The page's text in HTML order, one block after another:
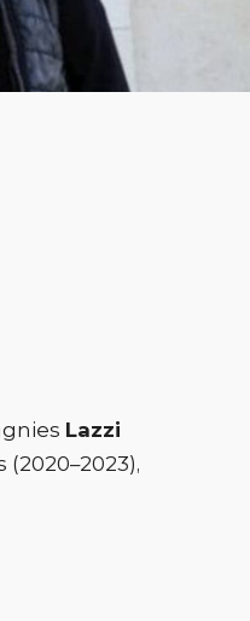
Lazzi